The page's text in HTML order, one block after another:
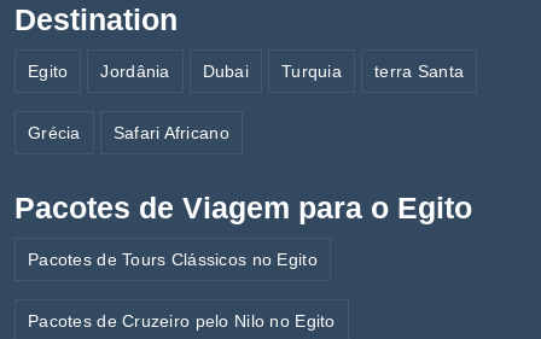
Destination
Egito Jordânia Dubai Turquia terra Santa
Grécia Safari Africano
Pacotes de Viagem para o Egito
Pacotes de Tours Clássicos no Egito
Pacotes de Cruzeiro pelo Nilo no Egito